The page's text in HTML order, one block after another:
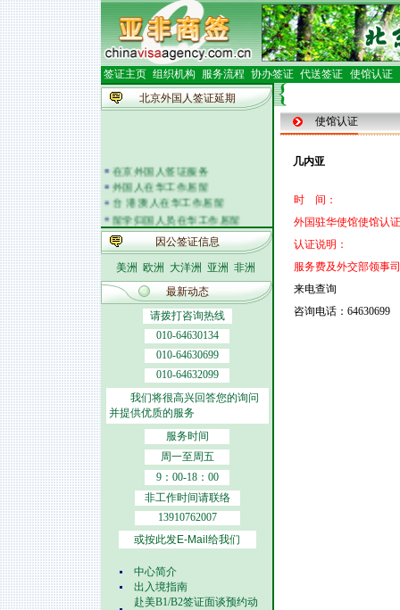
签证主页 组织机构 服务流程 协办签证 代送签证 使馆认证
北京外国人签证延期
在京外国人签证服务
外国人在华工作居留
台 港 澳人在华工作居留
留学归国人员在华工作居留
外籍人员体检
外国人在华开车
签证邀请函电
外商投资企业
外国(地区)企业常驻代表机构
北京市居民出境证件
因公签证信息
美洲 欧洲 大洋洲 亚洲 非洲
最新动态
请拨打咨询热线
010-64630134
010-64630699
010-64632099
我们将很高兴回答您的询问
并提供优质的服务
服务时间
周一至周五
9：00-18：00
非工作时间请联络
13910762007
或按此发E-Mail给我们
中心简介
出入境指南
赴美B1/B2签证面谈预约动
使馆认证
几内亚
时 间：
外国驻华使馆使馆认
认证说明：
服务费及外交部领事
来电查询
咨询电话：64630699